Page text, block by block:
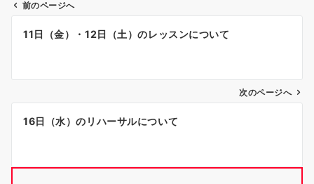
投
ゲ
シ
前のページへ
11日（金）・12日（土）のレッスンについて
次のページへ
16日（水）のリハーサルについて